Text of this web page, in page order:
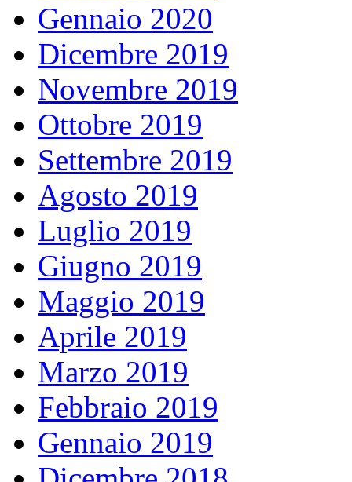
Gennaio 2020
Dicembre 2019
Novembre 2019
Ottobre 2019
Settembre 2019
Agosto 2019
Luglio 2019
Giugno 2019
Maggio 2019
Aprile 2019
Marzo 2019
Febbraio 2019
Gennaio 2019